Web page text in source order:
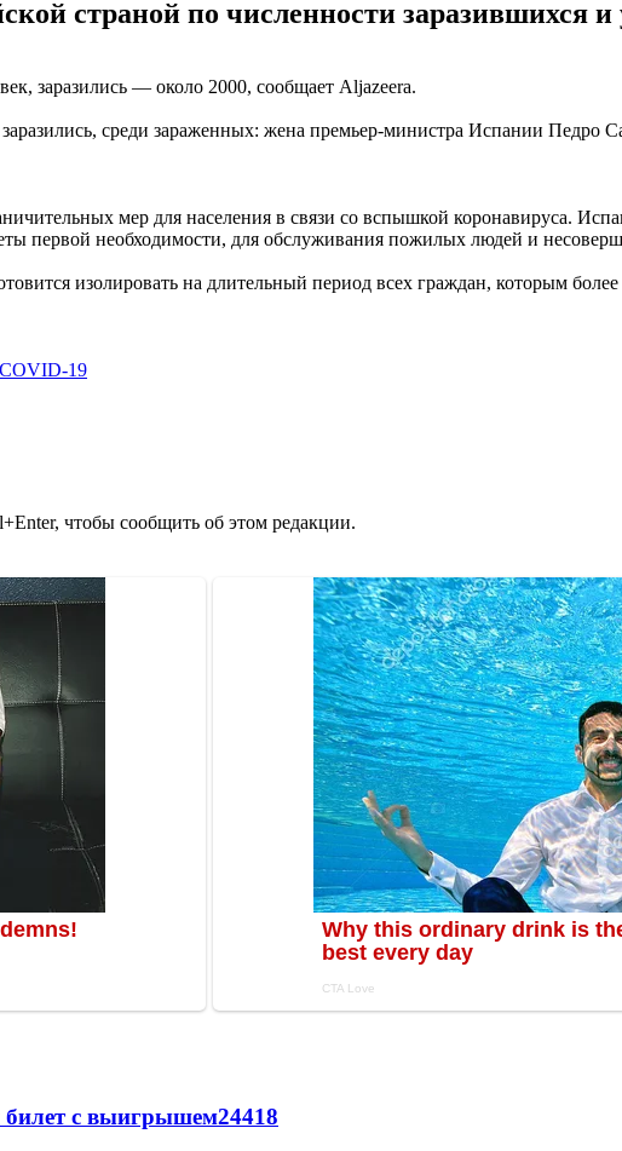
страной по численности заразившихся
заразились — около 2000, сообщает Aljazeera.
среди зараженных: жена премьер-министра Испании Педро
мер для населения в связи со вспышкой коронавируса.
первой необходимости, для обслуживания пожилых людей и
изолировать на длительный период всех граждан, которым более
19
чтобы сообщить об этом редакции.
билет с выигрышем24418